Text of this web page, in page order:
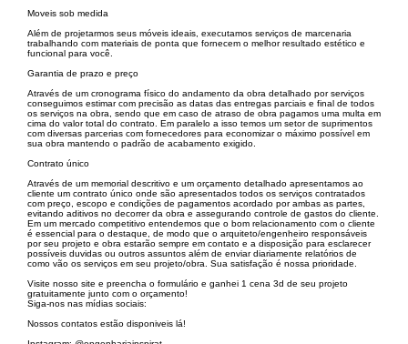
Moveis sob medida
Além de projetarmos seus móveis ideais, executamos serviços de marcenaria
trabalhando com materiais de ponta que fornecem o melhor resultado estético e
funcional para você.
Garantia de prazo e preço
Através de um cronograma físico do andamento da obra detalhado por serviços
conseguimos estimar com precisão as datas das entregas parciais e final de todos
os serviços na obra, sendo que em caso de atraso de obra pagamos uma multa em
cima do valor total do contrato. Em paralelo a isso temos um setor de suprimentos
com diversas parcerias com fornecedores para economizar o máximo possível em
sua obra mantendo o padrão de acabamento exigido.
Contrato único
Através de um memorial descritivo e um orçamento detalhado apresentamos ao
cliente um contrato único onde são apresentados todos os serviços contratados
com preço, escopo e condições de pagamentos acordado por ambas as partes,
evitando aditivos no decorrer da obra e assegurando controle de gastos do cliente.
Em um mercado competitivo entendemos que o bom relacionamento com o cliente
é essencial para o destaque, de modo que o arquiteto/engenheiro responsáveis
por seu projeto e obra estarão sempre em contato e a disposição para esclarecer
possíveis duvidas ou outros assuntos além de enviar diariamente relatórios de
como vão os serviços em seu projeto/obra. Sua satisfação é nossa prioridade.
Visite nosso site e preencha o formulário e ganhei 1 cena 3d de seu projeto
gratuitamente junto com o orçamento!
Siga-nos nas mídias sociais:
Nossos contatos estão disponiveis lá!